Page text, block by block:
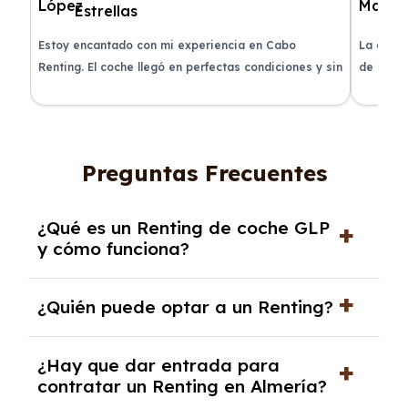
Estoy encantado con mi experiencia en Cabo
Renting. El coche llegó en perfectas condiciones y sin
La
de
Preguntas Frecuentes
¿Qué es un Renting de coche GLP
y cómo funciona?
ElRenting de coche GLP es una modalidad de
(coche GLP). Este tipo de renting ofrece la
posibilidad de disfrutar de un coche nuevo sin
¿Quién puede optar a un Renting?
En general, pueden optar alRenting
tanto
particulares comoautónomosyempresas
¿Hay que dar entrada para
contratar un Renting en Almería?